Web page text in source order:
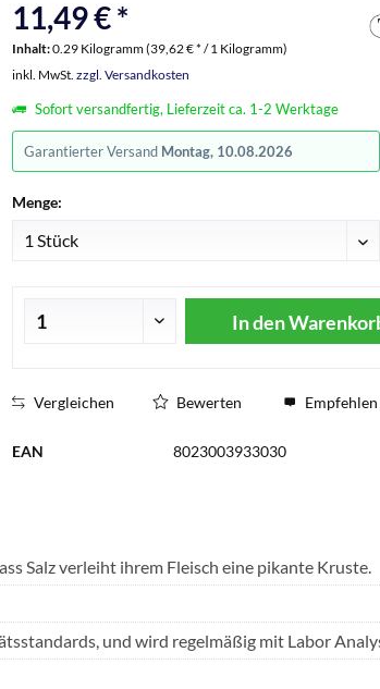
11,49 € *
Inhalt:0.29 Kilogramm (39,62 € * / 1 Kilogramm)
inkl. MwSt. zzgl. Versandkosten
Sofort versandfertig, Lieferzeit ca. 1-2 Werktage
Garantierter Versand Montag, 10.08.2026
Menge:
In den
Vergleichen Bewerten Empfehlen
EAN 8023003933030
Salz verleiht ihrem Fleisch eine pikante Kruste.
und wird regelmäßig mit Labor